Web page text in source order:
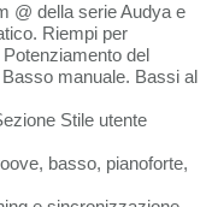
@ della serie Audya e
Riempi per
del
manuale. Bassi al
Stile utente
basso, pianoforte,